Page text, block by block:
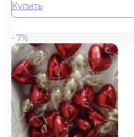
Купить
- 7%